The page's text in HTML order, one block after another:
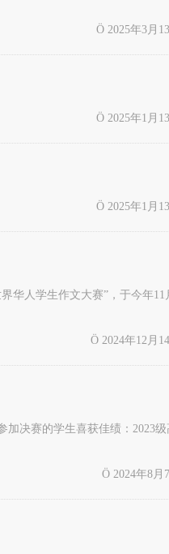
Ö 2025年3
Ö 2025年1
Ö 2025年1
华人学生作文大赛”，于今年11
Ö 2024年12
决赛的学生喜获佳绩：2023级
Ö 2024年8